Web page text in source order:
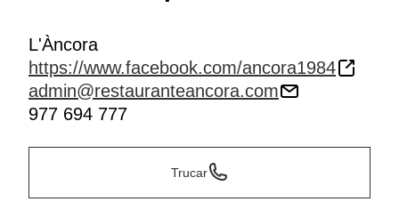
L'Àncora
https://www.facebook.com/ancora1984
admin@restauranteancora.com
977 694 777
Trucar